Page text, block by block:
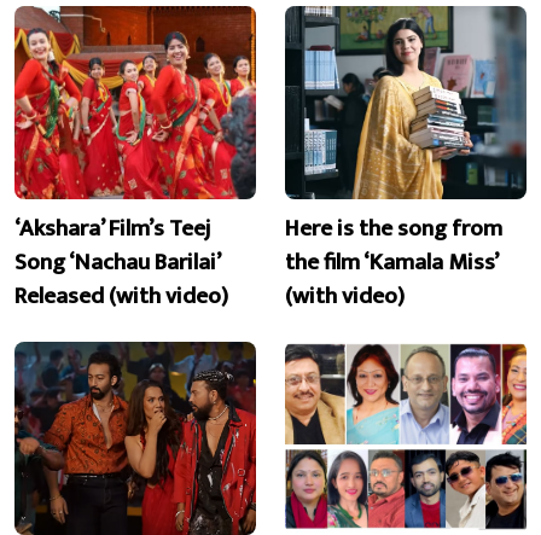
‘Akshara’ Film’s Teej
Song ‘Nachau Barilai’
Released (with video)
Here is the song from
the film ‘Kamala Miss’
(with video)